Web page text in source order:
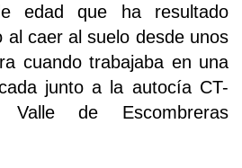
edad que ha resultado
al caer al suelo desde unos
cuando trabajaba en una
junto a la autocía CT-
de Escombreras